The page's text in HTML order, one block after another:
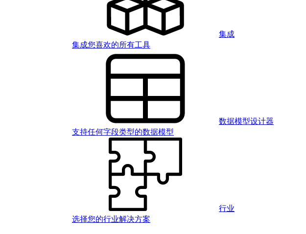
集成
集成您喜欢的所有工具
数据模型设计器
支持任何字段类型的数据模型
行业
选择您的行业解决方案